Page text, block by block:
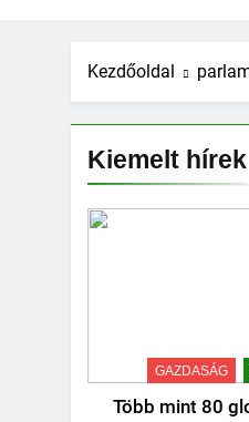
Kezdőoldal
Kiemelt hírek
GAZDASÁG
Több mint 80